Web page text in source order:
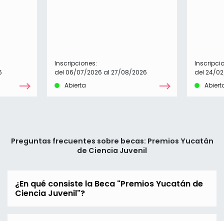
Inscripciones:
del 06/07/2026 al 27/08/2026
Abierta
del 24/
Preguntas frecuentes sobre becas: Premios Yucatán
de Ciencia Juvenil
¿En qué consiste la Beca "Premios Yucatán de
Ciencia Juvenil"?